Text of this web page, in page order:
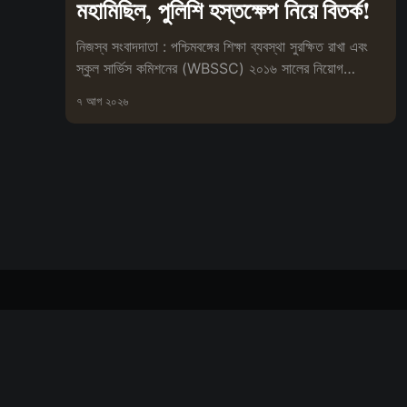
মহামিছিল, পুলিশি হস্তক্ষেপ নিয়ে বিতর্ক!
নিজস্ব সংবাদদাতা : পশ্চিমবঙ্গের শিক্ষা ব্যবস্থা সুরক্ষিত রাখা এবং
স্কুল সার্ভিস কমিশনের (WBSSC) ২০১৬ সালের নিয়োগ
৭ আগ ২০২৬